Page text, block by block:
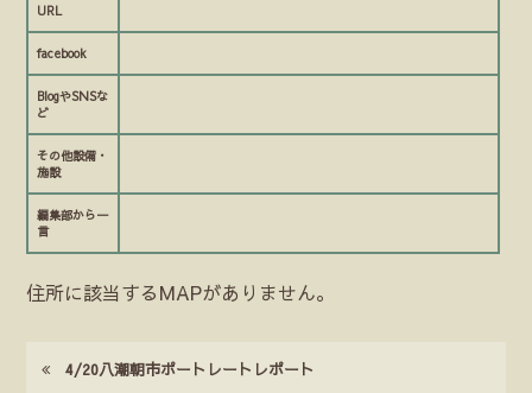
URL
facebook
BlogやSNSな
ど
その他設備・
施設
編集部から一
言
住所に該当するMAPがありません。
4/20八潮朝市ポートレートレポート